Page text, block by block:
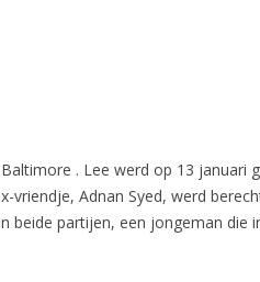
. Lee werd op 13 januari
vriendje, Adnan Syed, werd
beide partijen, een jongeman die